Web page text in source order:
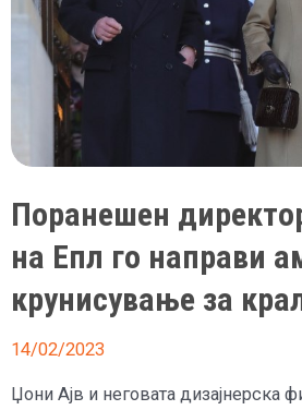
пејат
церемонијата
крунисување
Поранешен
на Епл го направи
крунисување за
14/02/2023
Џони Ајв и неговата дизајнерска